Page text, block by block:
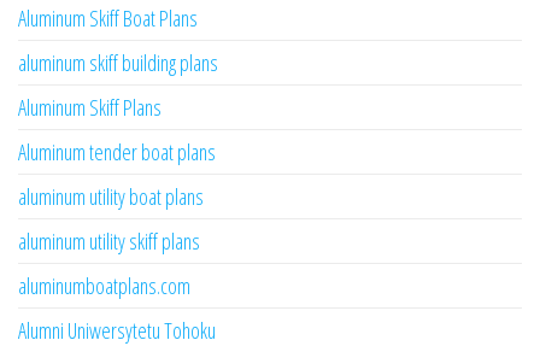
Aluminum Skiff Boat Plans
aluminum skiff building plans
Aluminum Skiff Plans
Aluminum tender boat plans
aluminum utility boat plans
aluminum utility skiff plans
aluminumboatplans.com
Alumni Uniwersytetu Tohoku